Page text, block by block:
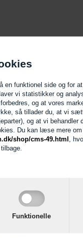
en funktionel side og for
vi statistikker og
og at vores
så tillader du, at vi
og at vi behandler
Du kan læse mere
shop/cms-49.html ,
Funktionelle
Miele Pizzapande